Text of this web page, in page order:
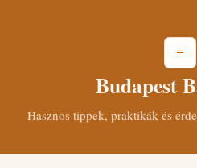
≡
Budapest
Hasznos tippek, praktikák és